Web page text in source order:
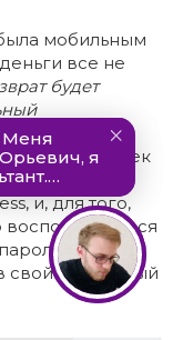
мобильным
все не
будет
не
. Кошелек
во время
и, для того,
на
свой мобильный